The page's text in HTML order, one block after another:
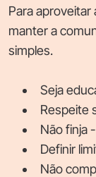
Para aproveitar
manter a
simples.
Seja
Respeite
Não finja
Definir
Não